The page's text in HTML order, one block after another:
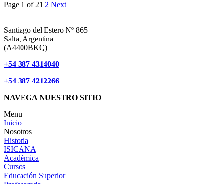
Page 1 of 21 2 Next
Santiago del Estero Nº 865
Salta, Argentina
(A4400BKQ)
+54 387 4314040
+54 387 4212266
NAVEGA NUESTRO SITIO
Menu
Inicio
Nosotros
Historia
ISICANA
Académica
Cursos
Educación Superior